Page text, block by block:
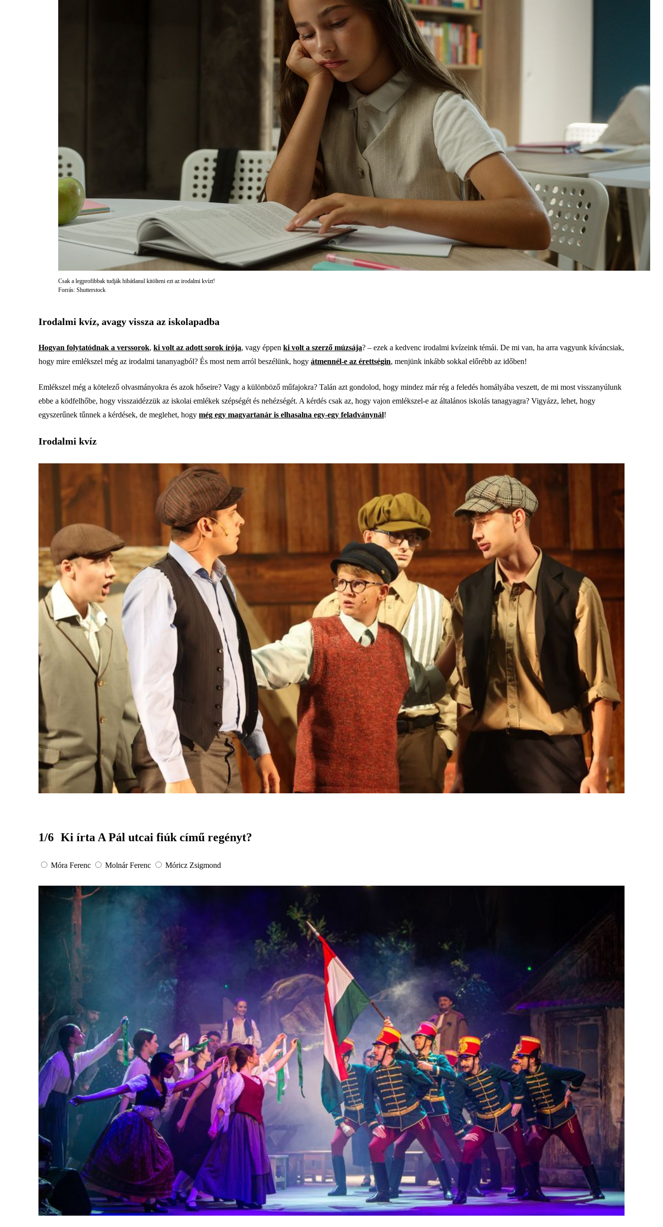
Csak a legprofibbak tudják hibátlanul kitölteni ezt az irodalmi kvízt!
Forrás: Shutterstock
Irodalmi kvíz, avagy vissza az iskolapadba
Hogyan folytatódnak a verssorok, ki volt az adott sorok írója, vagy éppen ki volt a szerző múzsája? – ezek a kedvenc irodalmi kvízeink témái. De mi van, ha arra vagyunk kíváncsiak,
hogy mire emlékszel még az irodalmi tananyagból? És most nem arról beszélünk, hogy átmennél-e az érettségin, menjünk inkább sokkal előrébb az időben!
Emlékszel még a kötelező olvasmányokra és azok hőseire? Vagy a különböző műfajokra? Talán azt gondolod, hogy mindez már rég a feledés homályába veszett, de mi most visszanyúlunk
ebbe a ködfelhőbe, hogy visszaidézzük az iskolai emlékek szépségét és nehézségét. A kérdés csak az, hogy vajon emlékszel-e az általános iskolás tanagyagra? Vigyázz, lehet, hogy
egyszerűnek tűnnek a kérdések, de meglehet, hogy még egy magyartanár is elhasalna egy-egy feladványnál!
Irodalmi kvíz
1/6 Ki írta A Pál utcai fiúk című regényt?
Móra Ferenc Molnár Ferenc Móricz Zsigmond